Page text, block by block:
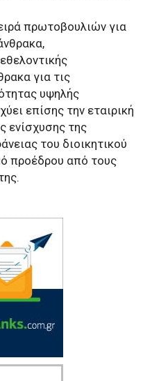
πρωτοβουλιών για
για τις
υψηλής
επίσης την εταιρική
ενίσχυσης της
του διοικητικού
προέδρου από τους